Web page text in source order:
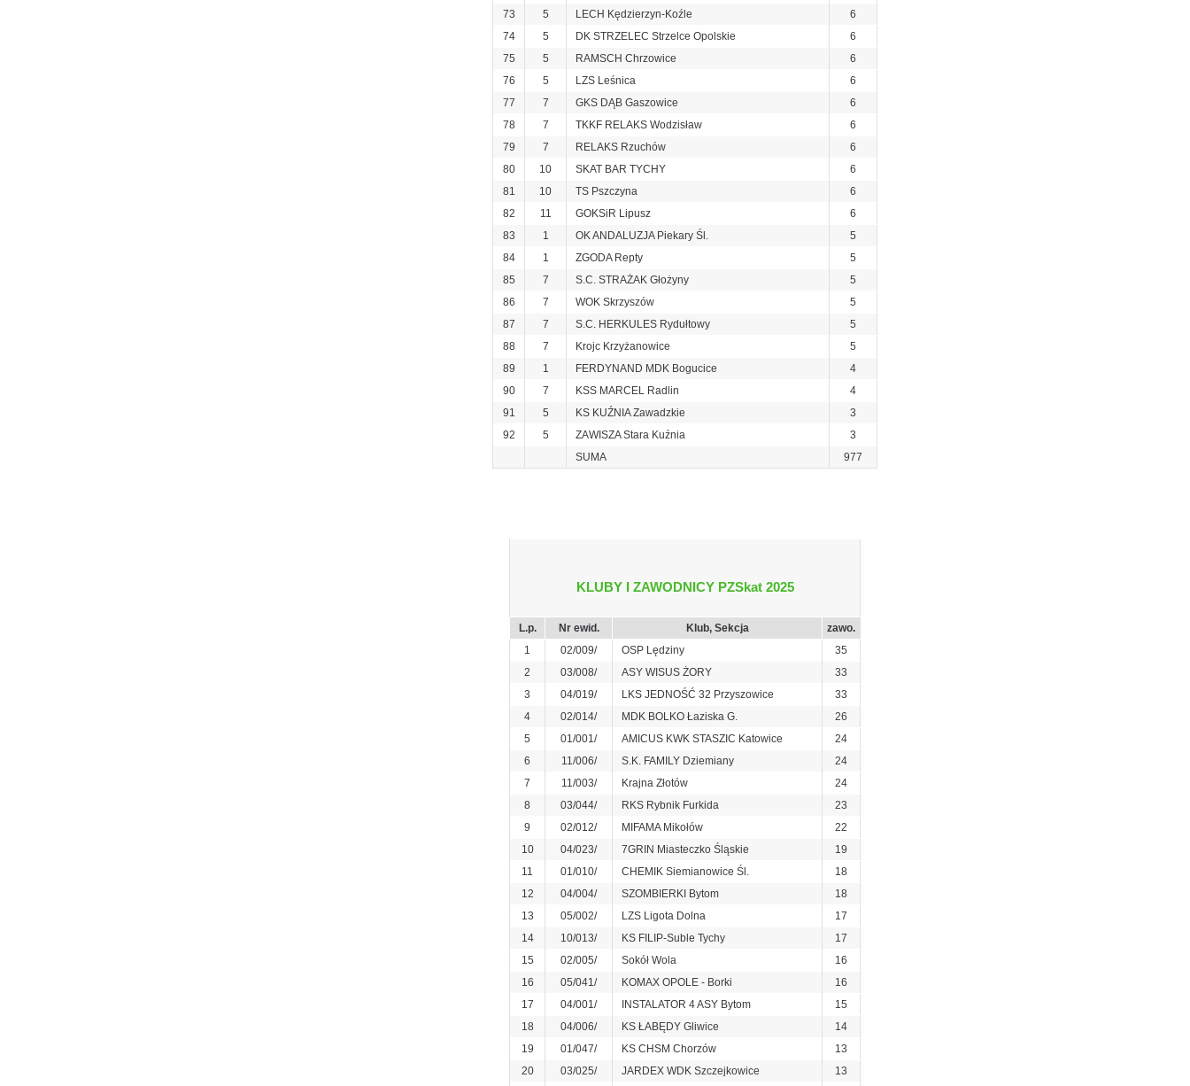
73
5 LECH Kędzierzyn-Koźle
6
74
5 DK STRZELEC Strzelce Opolskie
6
75
5 RAMSCH Chrzowice
6
76
5 LZS Leśnica
6
77
7 GKS DĄB Gaszowice
6
78
7 TKKF RELAKS Wodzisław
6
79
7 RELAKS Rzuchów
6
80
10 SKAT BAR TYCHY
6
81
10 TS Pszczyna
6
82
11 GOKSiR Lipusz
6
83
1 OK ANDALUZJA Piekary Śl.
5
84
1 ZGODA Repty
5
85
7 S.C. STRAŻAK Głożyny
5
86
7 WOK Skrzyszów
5
87
7 S.C. HERKULES Rydułtowy
5
88
7 Krojc Krzyżanowice
5
89
1 FERDYNAND MDK Bogucice
4
90
7 KSS MARCEL Radlin
4
91
5 KS KUŹNIA Zawadzkie
3
92
5 ZAWISZA Stara Kuźnia
3
SUMA
977
KLUBY I ZAWODNICY PZSkat 2025
L.p. Nr ewid. Klub, Sekcja
zawo.
1
02/009/ OSP Lędziny
35
2
03/008/ ASY WISUS ŻORY
33
3
04/019/ LKS JEDNOŚĆ 32 Przyszowice
33
4
02/014/ MDK BOLKO Łaziska G.
26
5
01/001/ AMICUS KWK STASZIC Katowice
24
6
11/006/ S.K. FAMILY Dziemiany
24
7
11/003/ Krajna Złotów
24
8
03/044/ RKS Rybnik Furkida
23
9
02/012/ MIFAMA Mikołów
22
10
04/023/ 7GRIN Miasteczko Śląskie
19
11
01/010/ CHEMIK Siemianowice Śl.
18
12
04/004/ SZOMBIERKI Bytom
18
13
05/002/ LZS Ligota Dolna
17
14
10/013/ KS FILIP-Suble Tychy
17
15
02/005/ Sokół Wola
16
16
05/041/ KOMAX OPOLE - Borki
16
17
04/001/ INSTALATOR 4 ASY Bytom
15
18
04/006/ KS ŁABĘDY Gliwice
14
19
01/047/ KS CHSM Chorzów
13
20
03/025/ JARDEX WDK Szczejkowice 13